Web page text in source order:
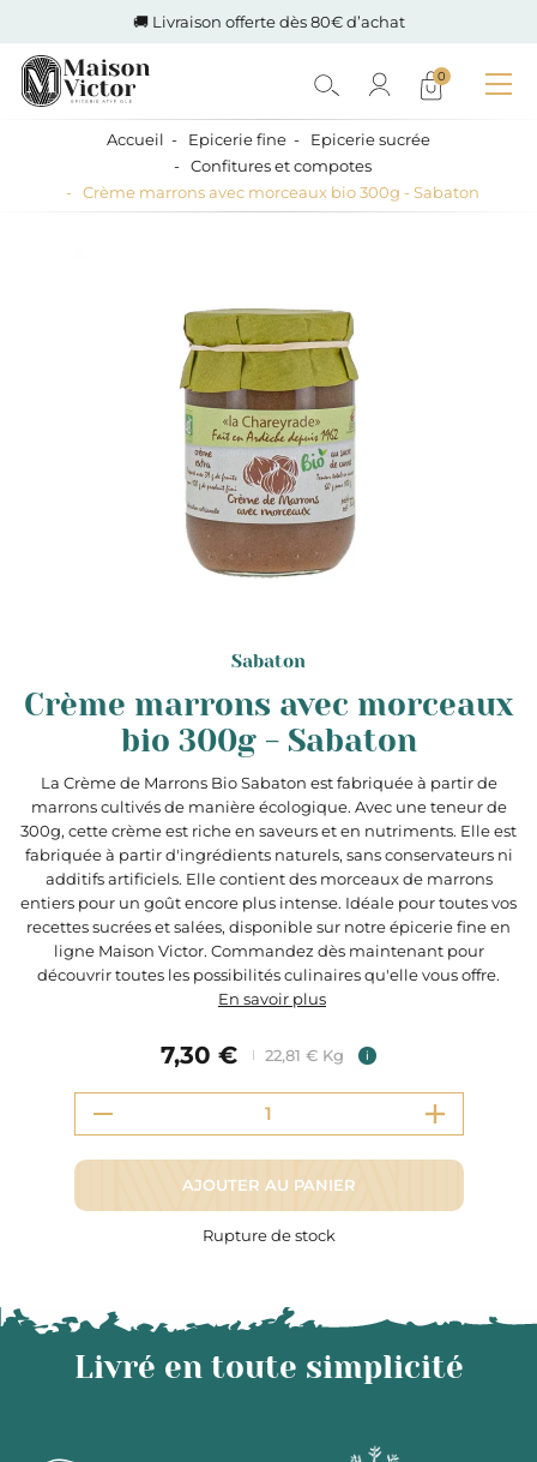
🚚 Livraison offerte dès 80€ d’achat
0
Accueil Epicerie fine
Epicerie sucrée
Confitures et compotes
Crème marrons avec morceaux bio 300g - Sabaton
Sabaton
Crème marrons avec morceaux
bio 300g - Sabaton
La Crème de Marrons Bio Sabaton est fabriquée à partir de
marrons cultivés de manière écologique. Avec une teneur de
300g, cette crème est riche en saveurs et en nutriments. Elle est
fabriquée à partir d'ingrédients naturels, sans conservateurs ni
additifs artificiels. Elle contient des morceaux de marrons
entiers pour un goût encore plus intense. Idéale pour toutes vos
recettes sucrées et salées, disponible sur notre épicerie fine en
ligne Maison Victor. Commandez dès maintenant pour
découvrir toutes les possibilités culinaires qu'elle vous offre.
En savoir plus
7,30 € 22,81 € Kg i
AJOUTER AU PANIER
Rupture de stock
Livré en toute simplicité